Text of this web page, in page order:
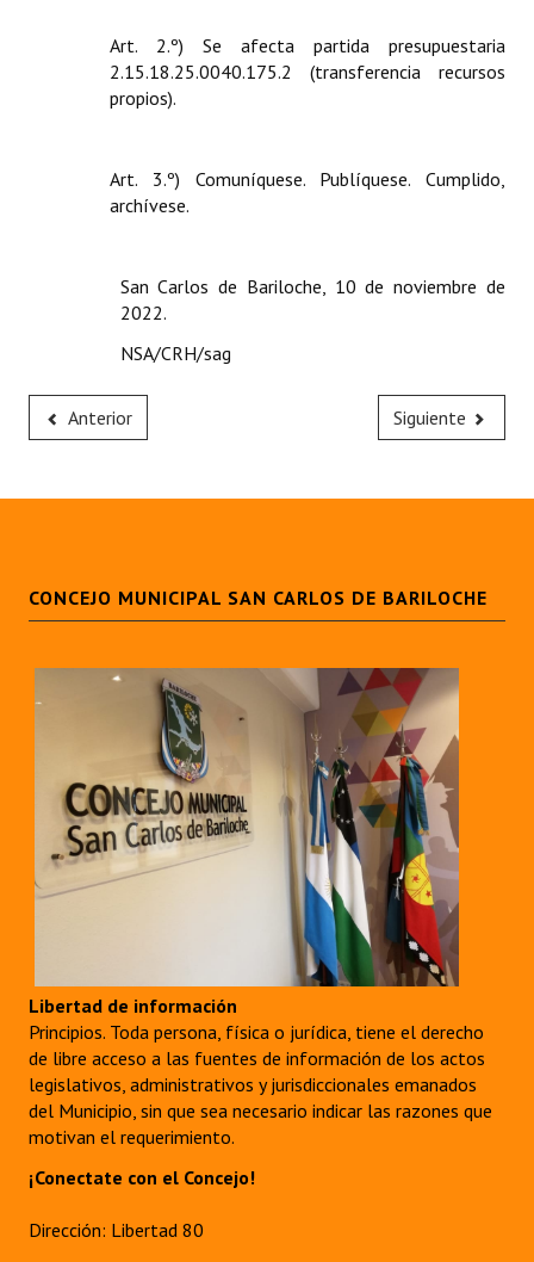
Art. 2.º) Se afecta partida presupuestaria
2.15.18.25.0040.175.2 (transferencia recursos
propios).
Art. 3.º) Comuníquese. Publíquese. Cumplido,
archívese.
San Carlos de Bariloche, 10 de noviembre de
2022.
NSA/CRH/sag
Anterior Siguiente
CONCEJO MUNICIPAL SAN CARLOS DE BARILOCHE
Libertad de información
Principios. Toda persona, física o jurídica, tiene el derecho
de libre acceso a las fuentes de información de los actos
legislativos, administrativos y jurisdiccionales emanados
del Municipio, sin que sea necesario indicar las razones que
motivan el requerimiento.
¡Conectate con el Concejo!
Dirección: Libertad 80